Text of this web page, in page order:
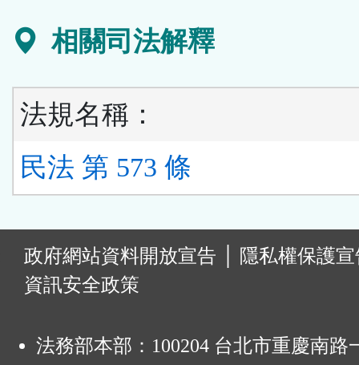
相關司法解釋
法規名稱：
民法 第 573 條
政府網站資料開放宣告
隱私權保護
資訊安全政策
法務部本部：100204 台北市重慶南路